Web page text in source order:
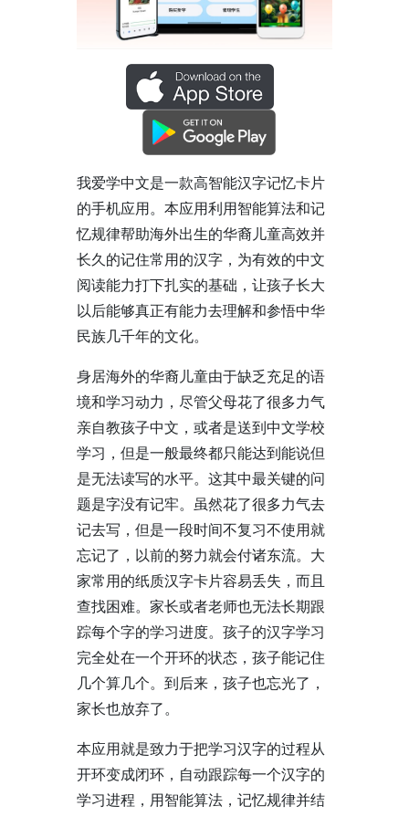
我爱学中文是一款高智能汉字记忆卡片
的手机应用。本应用利用智能算法和记
忆规律帮助海外出生的华裔儿童高效并
长久的记住常用的汉字，为有效的中文
阅读能力打下扎实的基础，让孩子长大
以后能够真正有能力去理解和参悟中华
民族几千年的文化。
身居海外的华裔儿童由于缺乏充足的语
境和学习动力，尽管父母花了很多力气
亲自教孩子中文，或者是送到中文学校
学习，但是一般最终都只能达到能说但
是无法读写的水平。这其中最关键的问
题是字没有记牢。虽然花了很多力气去
记去写，但是一段时间不复习不使用就
忘记了，以前的努力就会付诸东流。大
家常用的纸质汉字卡片容易丢失，而且
查找困难。家长或者老师也无法长期跟
踪每个字的学习进度。孩子的汉字学习
完全处在一个开环的状态，孩子能记住
几个算几个。到后来，孩子也忘光了，
家长也放弃了。
本应用就是致力于把学习汉字的过程从
开环变成闭环，自动跟踪每一个汉字的
学习进程，用智能算法，记忆规律并结